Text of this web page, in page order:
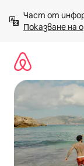
към
съдържанието
Показване на